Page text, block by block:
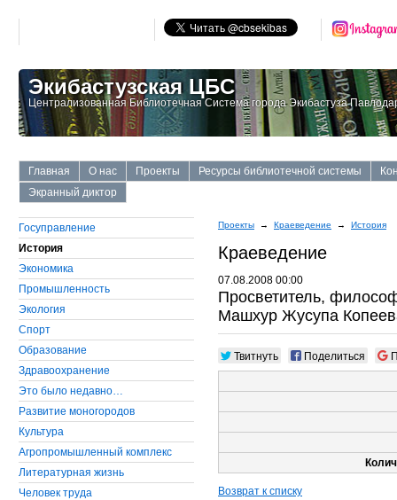
Экибастузская ЦБС
Централизованная Библиотечная Система города Экибастуза
Главная О нас Проекты Ресурсы библиотечной системы
Экранный диктор
Госуправление
История
Экономика
Промышленность
Экология
Cпорт
Образование
Здравоохранение
Это было недавно…
Развитие моногородов
Культура
Агропромышленный комплекс
Литературная жизнь
Человек труда
Проекты → Краеведение → История
Краеведение
07.08.2008 00:00
Просветитель,
Машхур Жусупа
Твитнуть Поделиться
Возврат к списку